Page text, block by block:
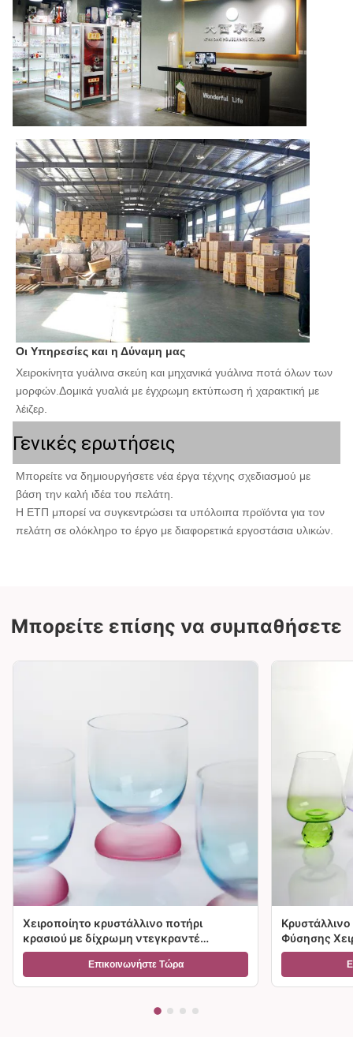
Οι Υπηρεσίες και η Δύναμη μας
Χειροκίνητα γυάλινα σκεύη και μηχανικά γυάλινα ποτά όλων των
μορφών.Δομικά γυαλιά με έγχρωμη εκτύπωση ή χαρακτική με
λέιζερ.
Γενικές ερωτήσεις
Μπορείτε να δημιουργήσετε νέα έργα τέχνης σχεδιασμού με
βάση την καλή ιδέα του πελάτη.
Η ΕΤΠ μπορεί να συγκεντρώσει τα υπόλοιπα προϊόντα για τον
πελάτη σε ολόκληρο το έργο με διαφορετικά εργοστάσια υλικών.
Μπορείτε επίσης να συμπαθήσετε
Χειροποίητο κρυστάλλινο ποτήρι
κρασιού με δίχρωμη ντεγκραντέ
παγωμένη βάση και χωρητικότητα
300ml για κρασί, κοκτέιλ και διακόσμηση
Επικοινωνήστε Τώρα
Φύσησης
Διαβάθμιση
Επιλογές